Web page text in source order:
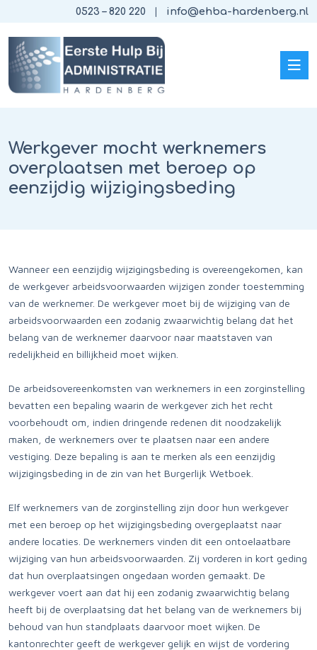
0523 – 820 220 info@ehba-hardenberg.nl
Werkgever mocht werknemers
overplaatsen met beroep op
eenzijdig wijzigingsbeding
Wanneer een eenzijdig wijzigingsbeding is overeengekomen, kan
de werkgever arbeidsvoorwaarden wijzigen zonder toestemming
van de werknemer. De werkgever moet bij de wijziging van de
arbeidsvoorwaarden een zodanig zwaarwichtig belang dat het
belang van de werknemer daarvoor naar maatstaven van
redelijkheid en billijkheid moet wijken.
De arbeidsovereenkomsten van werknemers in een zorginstelling
bevatten een bepaling waarin de werkgever zich het recht
voorbehoudt om, indien dringende redenen dit noodzakelijk
maken, de werknemers over te plaatsen naar een andere
vestiging. Deze bepaling is aan te merken als een eenzijdig
wijzigingsbeding in de zin van het Burgerlijk Wetboek.
Elf werknemers van de zorginstelling zijn door hun werkgever
met een beroep op het wijzigingsbeding overgeplaatst naar
andere locaties. De werknemers vinden dit een ontoelaatbare
wijziging van hun arbeidsvoorwaarden. Zij vorderen in kort geding
dat hun overplaatsingen ongedaan worden gemaakt. De
werkgever voert aan dat hij een zodanig zwaarwichtig belang
heeft bij de overplaatsing dat het belang van de werknemers bij
behoud van hun standplaats daarvoor moet wijken. De
kantonrechter geeft de werkgever gelijk en wijst de vordering